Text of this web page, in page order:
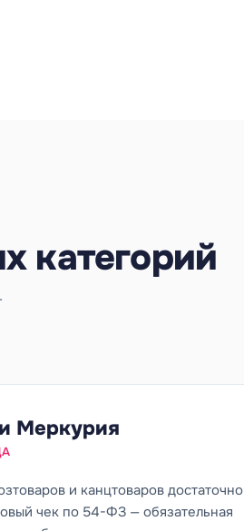
категорий
Меркурия
и канцтоваров достаточно
чек по 54-ФЗ — обязательная